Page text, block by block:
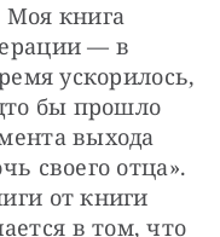
Моя книга
— в
ускорилось,
бы прошло
выхода
своего отца».
от книги
в том, что